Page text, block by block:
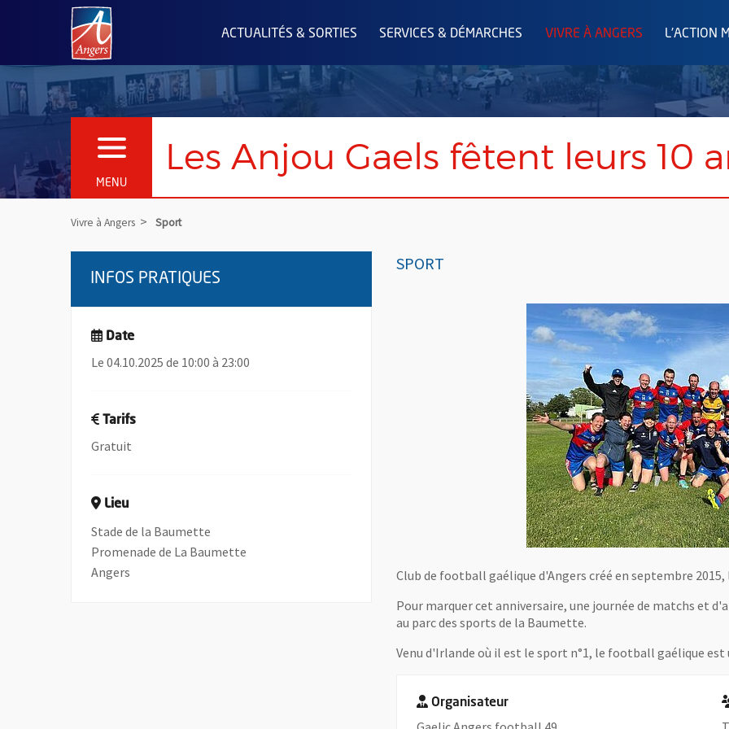
Angers.fr : Retour à l'accueil
ACTUALITÉS & SORTIES SERVICES & DÉMARCHES VIVRE À ANGERS L'ACTION
MENU
OUVRIR LE MENU Les Anjou Gaels fêtent leurs 10
Vivre à Angers Sport
SPORT
Club de football gaélique d'Angers créé en septembre
Pour marquer cet anniversaire, une journée de matchs et
au parc des sports de la Baumette.
Venu d'Irlande où il est le sport n°1, le football gaélique
Organisateur
INFOS PRATIQUES
Date
Le 04.10.2025 de 10:00 à 23:00
Tarifs
Gratuit
Lieu
Stade de la Baumette
Promenade de La Baumette
Angers